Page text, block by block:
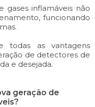
gases inflamáveis não
funcionando
todas as vantagens
de detectores de
e desejada.
geração de